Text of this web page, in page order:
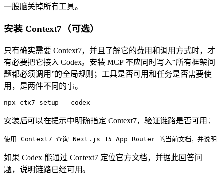
一股脑关掉所有工具。
安装 Context7（可选）
只有确实需要 Context7，并且了解它的费用和调用方式时，才
有必要把它接入 Codex。安装 MCP 不应同时写入“所有框架问
题都必须调用”的全局规则；工具是否可用和任务是否需要使
用，是两件不同的事。
npx ctx7 setup --codex
安装后可以在提示中明确指定 Context7，验证链路是否可用：
使用 Context7 查询 Next.js 15 App Router 的当前文档，并说
如果 Codex 能通过 Context7 定位官方文档，并据此回答问
题，说明链路已经可用。